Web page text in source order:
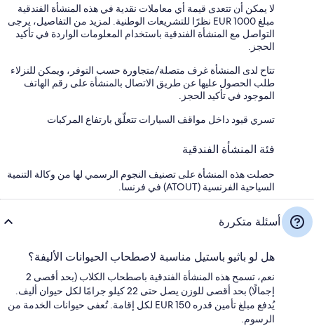
لا يمكن أن تتعدى قيمة أي معاملات نقدية في هذه المنشأة الفندقية
مبلغ EUR 1000 نظرًا للتشريعات الوطنية. لمزيد من التفاصيل، يرجى
التواصل مع المنشأة الفندقية باستخدام المعلومات الواردة في تأكيد
الحجز.
تتاح لدى المنشأة غرف متصلة/متجاورة حسب التوفر، ويمكن للنزلاء
طلب الحصول عليها عن طريق الاتصال بالمنشأة على رقم الهاتف
الموجود في تأكيد الحجز.
تسري قيود داخل مواقف السيارات تتعلّق بارتفاع المركبات
فئة المنشأة الفندقية
حصلت هذه المنشأة على تصنيف النجوم الرسمي لها من وكالة التنمية
السياحية الفرنسية (ATOUT) في فرنسا.
أسئلة متكررة
هل لو باثيو باستيل مناسبة لاصطحاب الحيوانات الأليفة؟
نعم، تسمح هذه المنشأة الفندقية باصطحاب الكلاب (بحد أقصى 2
إجمالًا) بحد أقصى للوزن يصل حتى 22 كيلو جرامًا لكل حيوان أليف.
يُدفع مبلغ تأمين قدره EUR 150 لكل إقامة. تُعفى حيوانات الخدمة من
الرسوم.